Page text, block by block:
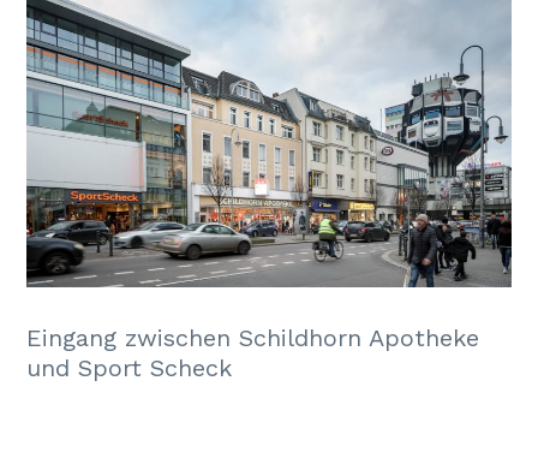
Eingang zwischen Schildhorn Apotheke
und Sport Scheck